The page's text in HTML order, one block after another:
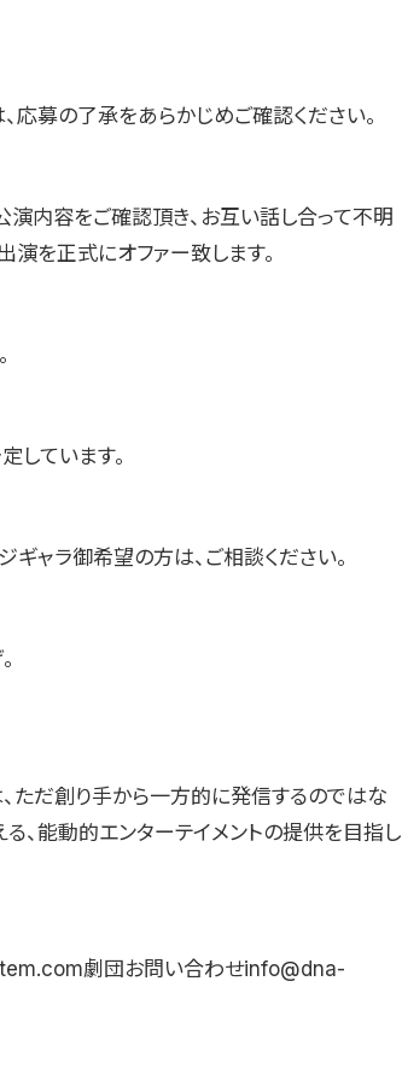
募の了承をあらかじめご確認ください。
演内容をご確認頂き、お互い話し合って不明
を正式にオファー致します。
しています。
ャラ御希望の方は、ご相談ください。
ただ創り手から一方的に発信するのではな
る、能動的エンターテイメントの提供を目指し
劇団お問い合わせinfo@dna-